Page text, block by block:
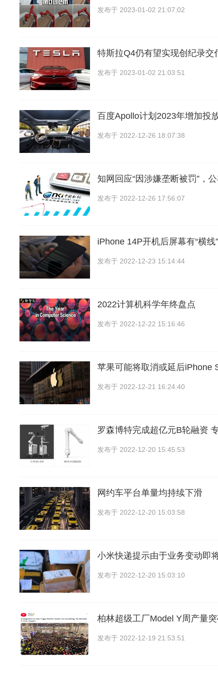
发布于 2023-01-02 21:07:02
特斯拉Q4仍有望实现创纪录交
发布于 2023-01-02 21:03:51
百度Apollo计划2023年增加投
发布于 2022-12-26 18:07:38
知网回应“因涉嫌垄断被罚”，
发布于 2022-12-26 17:56:07
iPhone 14P开机后屏幕有“横线”
发布于 2022-12-23 15:14:44
2022计算机科学年终盘点
发布于 2022-12-22 15:16:46
苹果可能将取消或延后iPhone
发布于 2022-12-21 16:24:40
罗森博特完成超亿元B轮融资
发布于 2022-12-20 15:45:53
网约车平台单量均持续下滑
发布于 2022-12-20 15:03:58
小米快递提示由于业务变动即
发布于 2022-12-20 15:03:10
柏林超级工厂Model Y周产量
发布于 2022-12-19 21:53:51